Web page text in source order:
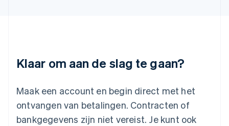
Klaar om aan de slag te gaan?
Maak een account en begin direct met het
ontvangen van betalingen. Contracten of
bankgegevens zijn niet vereist. Je kunt ook
FrançaisDeutschEnglish
English
Malta
English
Mexico